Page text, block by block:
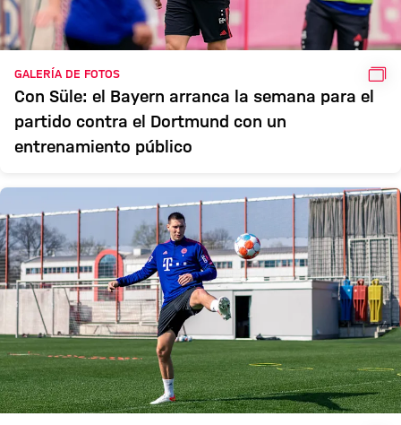
GALERÍA DE FOTOS
Con Süle: el Bayern arranca la semana para el
partido contra el Dortmund con un
entrenamiento público